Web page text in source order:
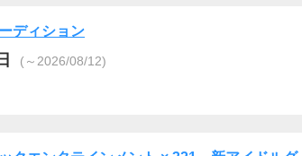
ディション
(～2026/08/12)